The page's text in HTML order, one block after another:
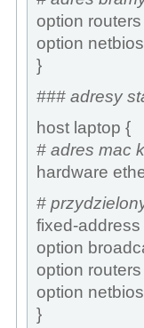
option
option
}
### adresy
host laptop {
# adres mac
hardware
#
fixed-
option
option
option
}